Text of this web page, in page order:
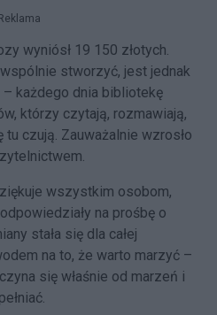
Reklama
wyniósł 19 150 złotych.
stworzyć, jest jednak
każdego dnia bibliotekę
którzy czytają, rozmawiają,
czują. Zauważalnie wzrosło
wszystkim osobom,
na prośbę o
stała się dla całej
na to, że warto marzyć –
się właśnie od marzeń i